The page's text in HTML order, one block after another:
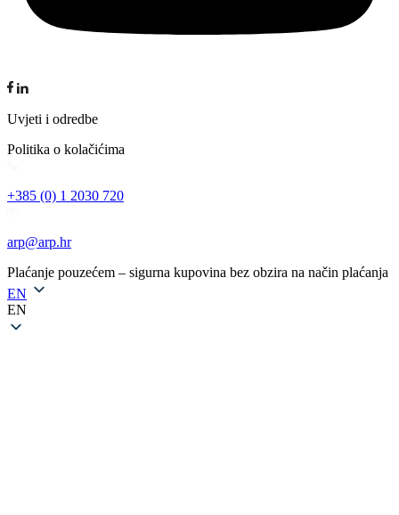
Uvjeti i odredbe
Politika o kolačićima
+385 (0) 1 2030 720
arp@arp.hr
Plaćanje pouzećem – sigurna kupovina bez obzira na način plaćanja
EN
EN